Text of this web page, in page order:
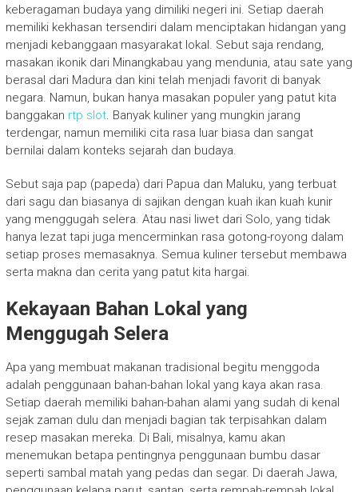
keberagaman budaya yang dimiliki negeri ini. Setiap daerah
memiliki kekhasan tersendiri dalam menciptakan hidangan yang
menjadi kebanggaan masyarakat lokal. Sebut saja rendang,
masakan ikonik dari Minangkabau yang mendunia, atau sate yang
berasal dari Madura dan kini telah menjadi favorit di banyak
negara. Namun, bukan hanya masakan populer yang patut kita
banggakan rtp slot. Banyak kuliner yang mungkin jarang
terdengar, namun memiliki cita rasa luar biasa dan sangat
bernilai dalam konteks sejarah dan budaya.
Sebut saja pap (papeda) dari Papua dan Maluku, yang terbuat
dari sagu dan biasanya di sajikan dengan kuah ikan kuah kunir
yang menggugah selera. Atau nasi liwet dari Solo, yang tidak
hanya lezat tapi juga mencerminkan rasa gotong-royong dalam
setiap proses memasaknya. Semua kuliner tersebut membawa
serta makna dan cerita yang patut kita hargai.
Kekayaan Bahan Lokal yang
Menggugah Selera
Apa yang membuat makanan tradisional begitu menggoda
adalah penggunaan bahan-bahan lokal yang kaya akan rasa.
Setiap daerah memiliki bahan-bahan alami yang sudah di kenal
sejak zaman dulu dan menjadi bagian tak terpisahkan dalam
resep masakan mereka. Di Bali, misalnya, kamu akan
menemukan betapa pentingnya penggunaan bumbu dasar
seperti sambal matah yang pedas dan segar. Di daerah Jawa,